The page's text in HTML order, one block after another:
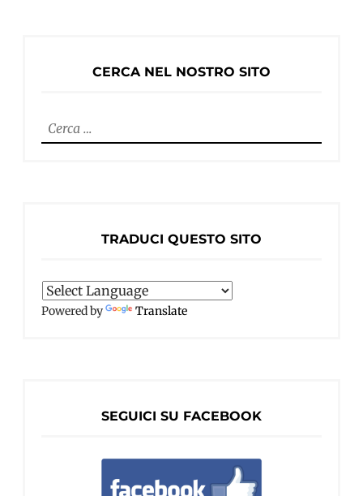
CERCA NEL NOSTRO SITO
Ricerca
per:
TRADUCI QUESTO SITO
Powered by Translate
SEGUICI SU FACEBOOK